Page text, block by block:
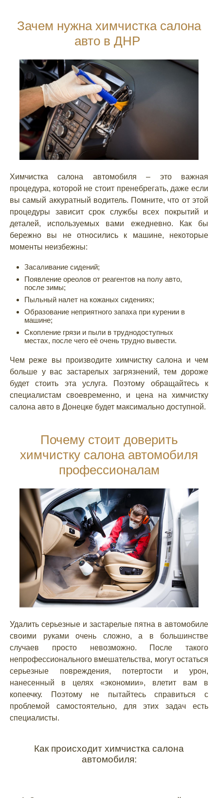
Зачем нужна химчистка салона
авто в ДНР
Химчистка салона автомобиля – это важная
процедура, которой не стоит пренебрегать, даже если
вы самый аккуратный водитель. Помните, что от этой
процедуры зависит срок службы всех покрытий и
деталей, используемых вами ежедневно. Как бы
бережно вы не относились к машине, некоторые
моменты неизбежны:
Засаливание сидений;
Появление ореолов от реагентов на полу авто,
после зимы;
Пыльный налет на кожаных сидениях;
Образование неприятного запаха при курении в
машине;
Скопление грязи и пыли в труднодоступных
местах, после чего её очень трудно вывести.
Чем реже вы производите химчистку салона и чем
больше у вас застарелых загрязнений, тем дороже
будет стоить эта услуга. Поэтому обращайтесь к
специалистам своевременно, и цена на химчистку
салона авто в Донецке будет максимально доступной.
Почему стоит доверить
химчистку салона автомобиля
профессионалам
Удалить серьезные и застарелые пятна в автомобиле
своими руками очень сложно, а в большинстве
случаев просто невозможно. После такого
непрофессионального вмешательства, могут остаться
серьезные повреждения, потертости и урон,
нанесенный в целях «экономии», влетит вам в
копеечку. Поэтому не пытайтесь справиться с
проблемой самостоятельно, для этих задач есть
специалисты.
Как происходит химчистка салона
автомобиля: